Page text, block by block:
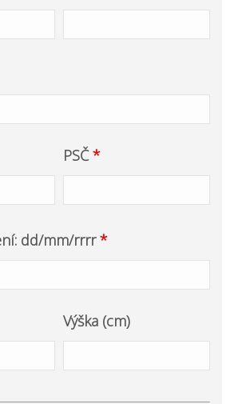
PSČ*
dd/mm/rrrr*
Výška (cm)